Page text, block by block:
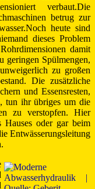
verbaut.Die
betrug zur
heute sind
dieses Problem
damit
geringen Spülmengen,
zu großen
Die zusätzliche
und Essensresten,
tun ihr übriges um die
zu verstopfen. Hier
Hauses oder gar beim
Entwässerungsleitung